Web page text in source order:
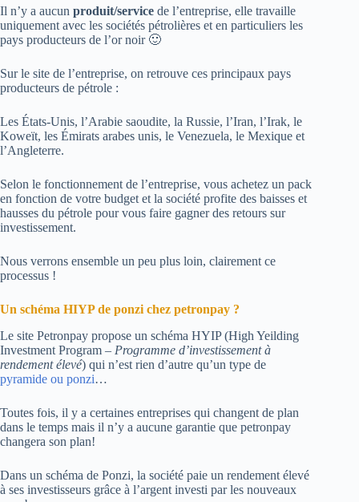
Il n’y a aucun produit/service de l’entreprise, elle travaille
uniquement avec les sociétés pétrolières et en particuliers les
pays producteurs de l’or noir 🙂
Sur le site de l’entreprise, on retrouve ces principaux pays
producteurs de pétrole :
Les États-Unis, l’Arabie saoudite, la Russie, l’Iran, l’Irak, le
Koweït, les Émirats arabes unis, le Venezuela, le Mexique et
l’Angleterre.
Selon le fonctionnement de l’entreprise, vous achetez un pack
en fonction de votre budget et la société profite des baisses et
hausses du pétrole pour vous faire gagner des retours sur
investissement.
Nous verrons ensemble un peu plus loin, clairement ce
processus !
Un schéma HIYP de ponzi chez petronpay ?
Le site Petronpay propose un schéma HYIP (High Yeilding
Investment Program – Programme d’investissement à
rendement élevé) qui n’est rien d’autre qu’un type de
pyramide ou ponzi…
Toutes fois, il y a certaines entreprises qui changent de plan
dans le temps mais il n’y a aucune garantie que petronpay
changera son plan!
Dans un schéma de Ponzi, la société paie un rendement élevé
à ses investisseurs grâce à l’argent investi par les nouveaux